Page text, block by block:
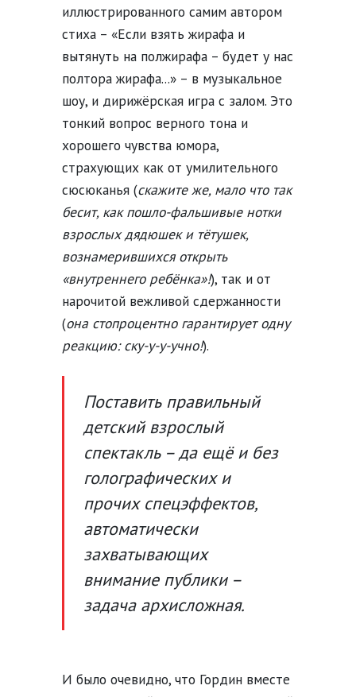
иллюстрированного самим автором
стиха – «Если взять жирафа и
вытянуть на полжирафа – будет у нас
полтора жирафа...» – в музыкальное
шоу, и дирижёрская игра с залом. Это
тонкий вопрос верного тона и
хорошего чувства юмора,
страхующих как от умилительного
сюсюканья (скажите же, мало что так
бесит, как пошло-фальшивые нотки
взрослых дядюшек и тётушек,
вознамерившихся открыть
«внутреннего ребёнка»!), так и от
нарочитой вежливой сдержанности
(она стопроцентно гарантирует одну
реакцию: ску-у-у-учно!).
Поставить правильный
детский взрослый
спектакль – да ещё и без
голографических и
прочих спецэффектов,
автоматически
захватывающих
внимание публики –
задача архисложная.
И было очевидно, что Гордин вместе